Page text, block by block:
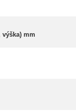
výška) mm